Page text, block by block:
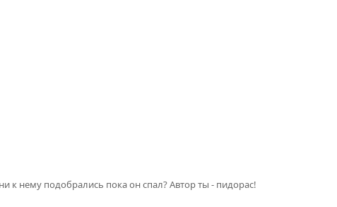
к нему подобрались пока он спал? Автор ты - пидорас!